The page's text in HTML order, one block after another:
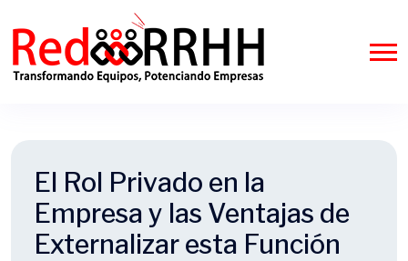
El Rol Privado en la
Empresa y las Ventajas de
Externalizar esta Función